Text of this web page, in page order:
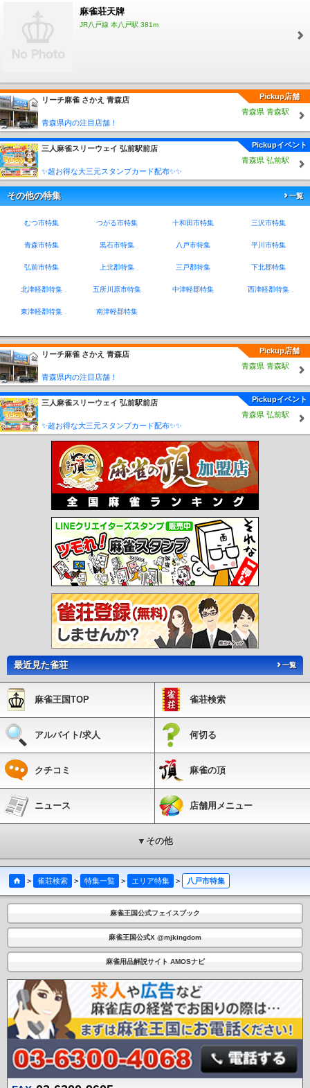
麻雀荘天牌
JR八戸線 本八戸駅 381m
Pickup店舗
リーチ麻雀 さかえ 青森店
青森県 青森駅
青森県内の注目店舗！
Pickupイベント
三人麻雀スリーウェイ 弘前駅前店
青森県 弘前駅
✨超お得な大三元スタンプカード配布✨✨
その他の特集 一覧
むつ市特集 つがる市特集 十和田市特集 三沢市特集
青森市特集 黒石市特集 八戸市特集 平川市特集
弘前市特集 上北郡特集 三戸郡特集 下北郡特集
北津軽郡特集 五所川原市特集 中津軽郡特集 西津軽郡特集
東津軽郡特集 南津軽郡特集
Pickup店舗
リーチ麻雀 さかえ 青森店
青森県 青森駅
青森県内の注目店舗！
Pickupイベント
三人麻雀スリーウェイ 弘前駅前店
青森県 弘前駅
✨超お得な大三元スタンプカード配布✨✨
最近見た雀荘 一覧
麻雀王国TOP 雀荘検索
アルバイト/求人 何切る
クチコミ 麻雀の頂
ニュース 店舗用メニュー
▼その他
> 雀荘検索 > 特集一覧 > エリア特集 > 八戸市特集
麻雀王国公式フェイスブック
麻雀王国公式X @mjkingdom
麻雀用品解説サイト AMOSナビ